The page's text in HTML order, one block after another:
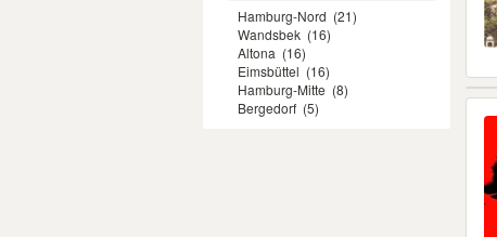
Hamburg-Nord (21)
Wandsbek (16)
Altona (16)
Eimsbüttel (16)
Hamburg-Mitte (8)
Bergedorf (5)